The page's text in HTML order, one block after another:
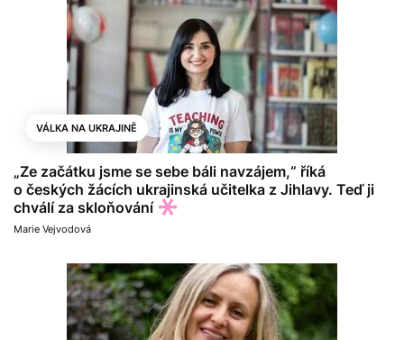
VÁLKA NA UKRAJINĚ
„Ze začátku jsme se sebe báli navzájem,“ říká
o českých žácích ukrajinská učitelka z Jihlavy. Teď ji
chválí za skloňování
Marie Vejvodová